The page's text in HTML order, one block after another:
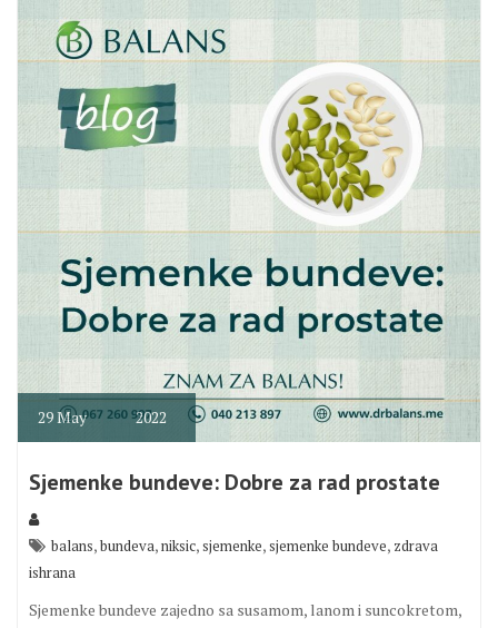
29May 2022
Sjemenke bundeve: Dobre za rad prostate
balans,bundeva,niksic,sjemenke,sjemenke bundeve, zdrava
ishrana
Sjemenke bundeve zajedno sa susamom, lanom i suncokretom,